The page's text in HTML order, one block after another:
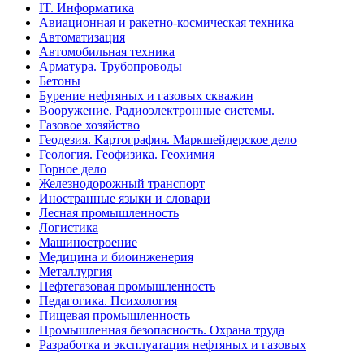
IT. Информатика
Авиационная и ракетно-космическая техника
Автоматизация
Автомобильная техника
Арматура. Трубопроводы
Бетоны
Бурение нефтяных и газовых скважин
Вооружение. Радиоэлектронные системы.
Газовое хозяйство
Геодезия. Картография. Маркшейдерское дело
Геология. Геофизика. Геохимия
Горное дело
Железнодорожный транспорт
Иностранные языки и словари
Лесная промышленность
Логистика
Машиностроение
Медицина и биоинженерия
Металлургия
Нефтегазовая промышленность
Педагогика. Психология
Пищевая промышленность
Промышленная безопасность. Охрана труда
Разработка и эксплуатация нефтяных и газовых